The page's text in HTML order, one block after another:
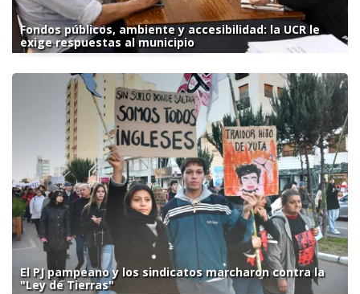
Fondos públicos, ambiente y accesibilidad: la UCR le
exige respuestas al municipio
El PJ pampeano y los sindicatos marcharon contra la
"Ley de Tierras"